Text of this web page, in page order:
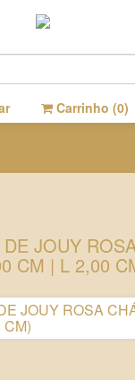
Carrinho (0)
JOUY
CM | L 2,00